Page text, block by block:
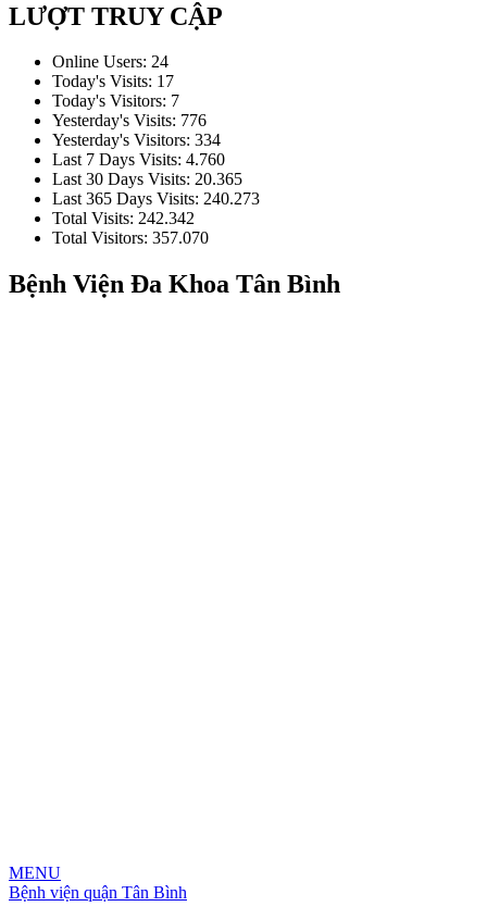
LƯỢT TRUY CẬP
Online Users: 24
Today's Visits: 17
Today's Visitors: 7
Yesterday's Visits: 776
Yesterday's Visitors: 334
Last 7 Days Visits: 4.760
Last 30 Days Visits: 20.365
Last 365 Days Visits: 240.273
Total Visits: 242.342
Total Visitors: 357.070
Bệnh Viện Đa Khoa Tân Bình
MENU
Bệnh viện quận Tân Bình